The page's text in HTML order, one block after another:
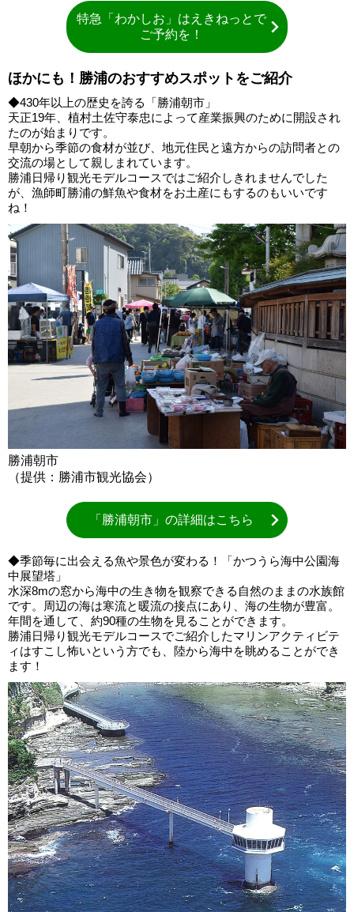
特急「わかしお」はえきねっとで
ご予約を！
ほかにも！勝浦のおすすめスポットをご紹介
◆430年以上の歴史を誇る「勝浦朝市」
天正19年、植村土佐守泰忠によって産業振興のために開設され
たのが始まりです。
早朝から季節の食材が並び、地元住民と遠方からの訪問者との
交流の場として親しまれています。
勝浦日帰り観光モデルコースではご紹介しきれませんでした
が、漁師町勝浦の鮮魚や食材をお土産にもするのもいいです
ね！
勝浦朝市
（提供：勝浦市観光協会）
「勝浦朝市」の詳細はこちら
◆季節毎に出会える魚や景色が変わる！「かつうら海中公園海
中展望塔」
水深8mの窓から海中の生き物を観察できる自然のままの水族館
です。周辺の海は寒流と暖流の接点にあり、海の生物が豊富。
年間を通して、約90種の生物を見ることができます。
勝浦日帰り観光モデルコースでご紹介したマリンアクティビテ
ィはすこし怖いという方でも、陸から海中を眺めることができ
ます！